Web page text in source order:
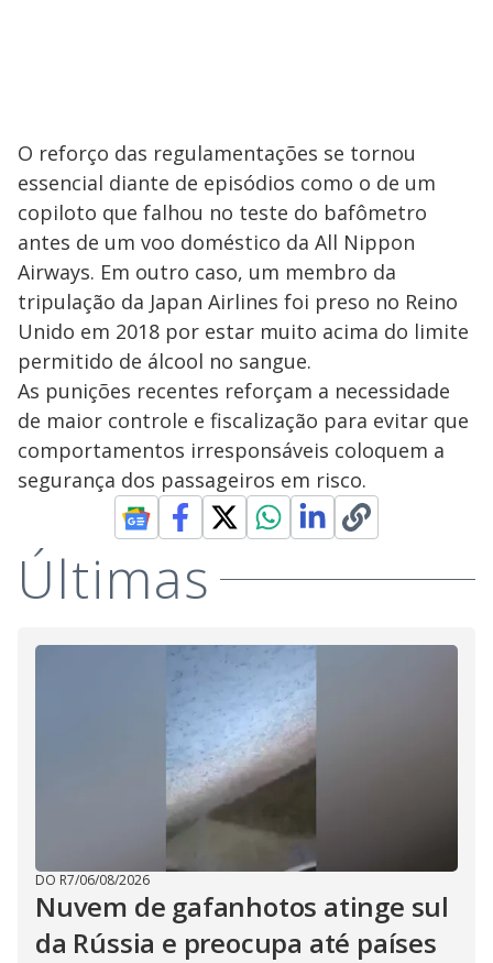
O reforço das regulamentações se tornou
essencial diante de episódios como o de um
copiloto que falhou no teste do bafômetro
antes de um voo doméstico da All Nippon
Airways. Em outro caso, um membro da
tripulação da Japan Airlines foi preso no Reino
Unido em 2018 por estar muito acima do limite
permitido de álcool no sangue.
As punições recentes reforçam a necessidade
de maior controle e fiscalização para evitar que
comportamentos irresponsáveis coloquem a
segurança dos passageiros em risco.
Últimas
DO R7/06/08/2026
Nuvem de gafanhotos atinge sul
da Rússia e preocupa até países